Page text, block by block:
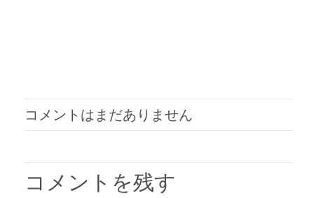
コメントはまだありません
コメントを残す